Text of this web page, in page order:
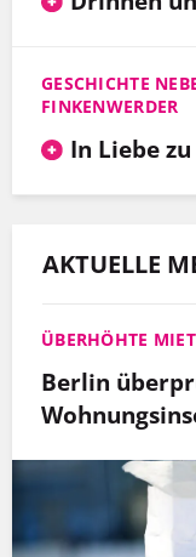
GESCHICHTE
FINKENWERDER
In Liebe
AKTUELLE
ÜBERHÖHTE
Berlin